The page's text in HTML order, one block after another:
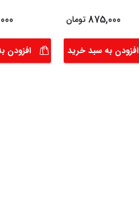
875,000 تومان
افزودن به سبد خرید افزودن